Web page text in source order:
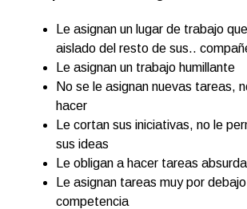
Le asignan un lugar de trabajo
aislado del resto de sus..
Le asignan un trabajo humillante
No se le asignan nuevas tareas,
hacer
Le cortan sus iniciativas, no le
sus ideas
Le obligan a hacer tareas
Le asignan tareas muy por
competencia